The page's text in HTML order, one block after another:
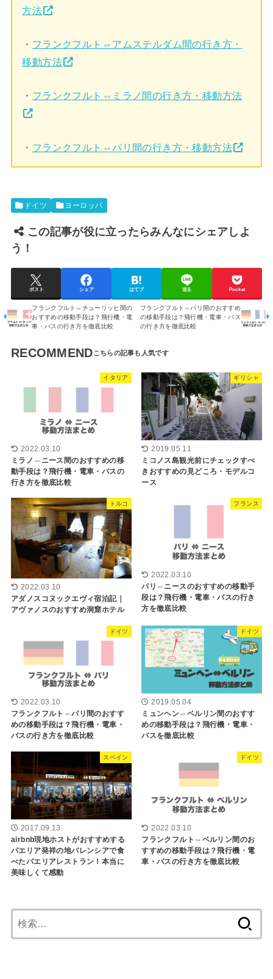
方法
・ フランクフルト⇔アムステルダム間の行き方・
移動方法
・ フランクフルト⇔ミラノ間の行き方・移動方法
・ フランクフルト⇔パリ間の行き方・移動方法
ドイツ ヨーロッパ
この記事が役に立ったらみんなにシェアしよ
う！
ポスト シェア はてブ 送る Pocket
フランクフルト⇔チューリッヒ間の
おすすめの移動手段は？飛行機・電
車・バスの行き方を徹底比較
フランクフルト⇔パリ間のおすすめ
の移動手段は？飛行機・電車・バス
の行き方を徹底比較
RECOMMEND
イタリア
2022.03.10
ミラノ⇔ニース間のおすすめの移
動手段は？飛行機・電車・バスの
行き方を徹底比較
ギリシャ
2019.05.11
ミコノス島観光前にチェックすべ
きおすすめの見どころ・モデルコ
ース
トルコ
2022.03.10
アダノスコヌックエヴィ宿泊記｜
アヴァノスのおすすめ洞窟ホテル
フランス
2022.03.10
パリ⇔ニースのおすすめの移動手
段は？飛行機・電車・バスの行き
方を徹底比較
ドイツ
2022.03.10
フランクフルト⇔パリ間のおすす
めの移動手段は？飛行機・電車・
バスの行き方を徹底比較
ドイツ
2019.05.04
ミュンヘン⇔ベルリン間のおすす
めの移動手段は？飛行機・電車・
バスを徹底比較
スペイン
2017.09.13
airbnb現地ホストがおすすめする
パエリア発祥の地バレンシアで食
べたパエリアレストラン！本当に
美味しくて感動
ドイツ
2022.03.10
フランクフルト⇔ベルリン間のお
すすめの移動手段は？飛行機・電
車・バスの行き方を徹底比較
索: